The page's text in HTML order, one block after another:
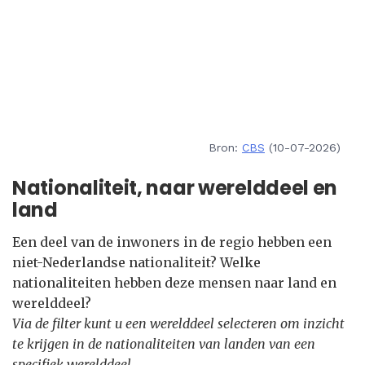
Bron: CBS (10-07-2026)
Nationaliteit, naar werelddeel en
land
Een deel van de inwoners in de regio hebben een
niet-Nederlandse nationaliteit? Welke
nationaliteiten hebben deze mensen naar land en
werelddeel?
Via de filter kunt u een werelddeel selecteren om inzicht
te krijgen in de nationaliteiten van landen van een